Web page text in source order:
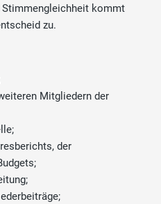
kommt
zu.
Mitgliedern der
der